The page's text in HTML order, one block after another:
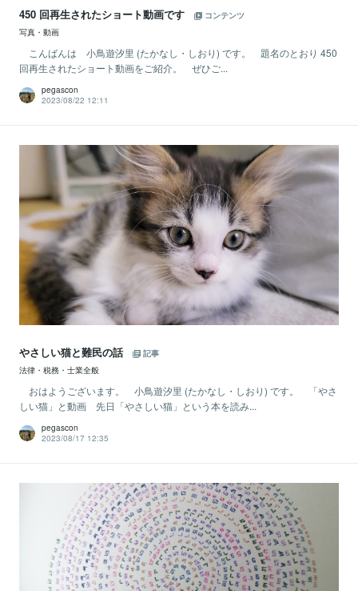
450 回再生されたショート動画です
コンテンツ
写真・動画
こんばんは 小鳥遊汐里 (たかなし・しおり) です。 題名のとおり 450
回再生されたショート動画をご紹介。 ぜひご...
pegascon
2023/08/22 12:11
やさしい猫と難民の話
記事
法律・税務・士業全般
おはようございます。 小鳥遊汐里 (たかなし・しおり) です。 「やさ
しい猫」と動画 先日「やさしい猫」という本を読み...
pegascon
2023/08/17 12:35